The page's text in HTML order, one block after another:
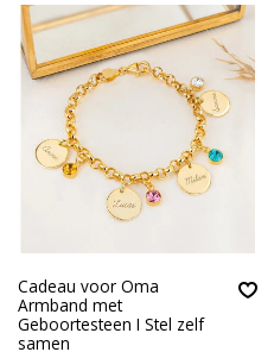
Cadeau voor Oma
Armband met
Geboortesteen I Stel zelf
samen